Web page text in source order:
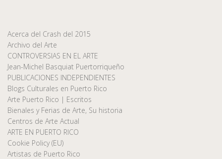
Acerca del Crash del 2015
Archivo del Arte
CONTROVERSIAS EN EL ARTE
Jean-Michel Basquiat Puertorriqueño
PUBLICACIONES INDEPENDIENTES
Blogs Culturales en Puerto Rico
Arte Puerto Rico | Escritos
Bienales y Ferias de Arte, Su historia
Centros de Arte Actual
ARTE EN PUERTO RICO
Cookie Policy (EU)
Artistas de Puerto Rico